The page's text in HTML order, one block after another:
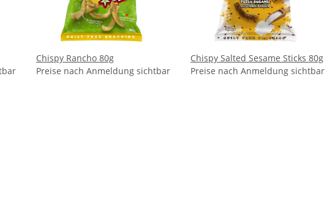
Chispy Rancho 80g
Preise nach Anmeldung sichtbar
Chispy Salted Sesame Sticks 80g
Preise nach Anmeldung sichtbar